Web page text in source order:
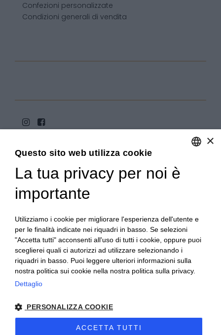
Confezioni personalizzate
Condizioni generali di vendita
Copyright 2020© Regali Digusto è un marchio di Olio
10022 Carmagnola (TO) - PIVA 07980320019
Creato da:etinet.it
×
Questo sito web utilizza cookie
La tua privacy per noi è
importante
Utilizziamo i cookie per migliorare l'esperienza dell'utente e
per le finalità indicate nei riquadri in basso. Se selezioni
"Accetta tutti" acconsenti all'uso di tutti i cookie, oppure puoi
sceglierei quali ci autorizzi ad utilizzare selezionando i
riquadri in basso. Puoi leggere ulteriori informazioni sulla
nostra politica sui cookie nella nostra politica sulla privacy.
Dettaglio
PERSONALIZZA COOKIE
ACCETTA TUTTI